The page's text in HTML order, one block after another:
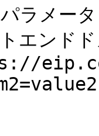
ラメータ
エンド